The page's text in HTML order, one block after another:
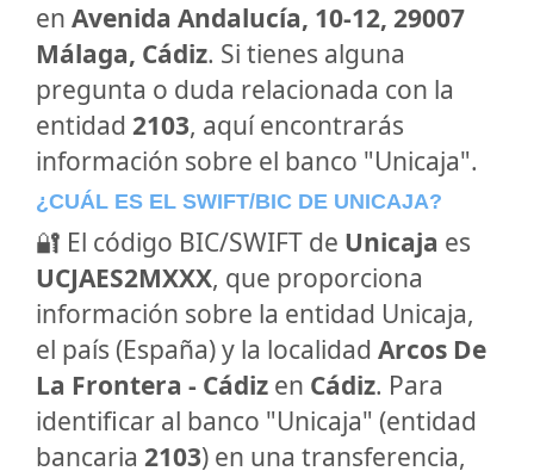
en Avenida Andalucía, 10-12, 29007
Málaga, Cádiz. Si tienes alguna
pregunta o duda relacionada con la
entidad 2103, aquí encontrarás
información sobre el banco "Unicaja".
¿CUÁL ES EL SWIFT/BIC DE UNICAJA?
🔐 El código BIC/SWIFT de Unicaja es
UCJAES2MXXX, que proporciona
información sobre la entidad Unicaja,
el país (España) y la localidad Arcos De
La Frontera - Cádiz en Cádiz. Para
identificar al banco "Unicaja" (entidad
bancaria 2103) en una transferencia,